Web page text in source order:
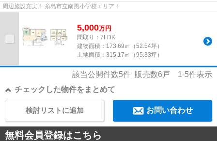
周辺施設充実！ 糸島市立南風小学校エリア！
5,000万円
間取り：7LDK
建物面積： 173.69㎡（52.54坪）
土地面積： 315.17㎡（95.33坪）
該当公開件数5件 販売数6 戸 1-5件表示
チェックした物件をまとめて
お問い合わせ
検討リストに追加
無料会員登録はこちら